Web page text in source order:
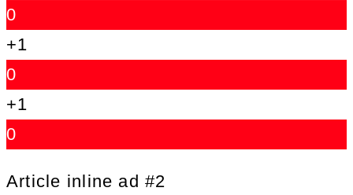
0
+1
0
+1
0
Article inline ad #2